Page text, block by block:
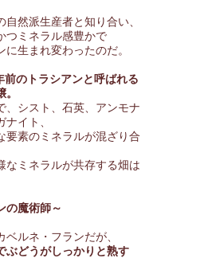
然派生産者と知り合い、
つミネラル感豊かで
に生まれ変わったのだ。
前のトラシアンと呼ばれる
、シスト、石英、アンモナ
イト、
要素のミネラルが混ざり合
なミネラルが共存する畑は
の魔術師～
ルネ・フランだが、
どうがしっかりと熟す